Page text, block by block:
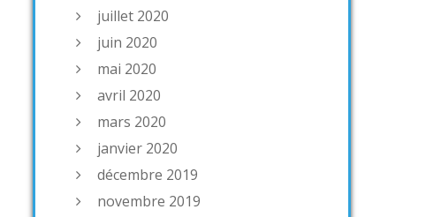
juillet 2020
juin 2020
mai 2020
avril 2020
mars 2020
janvier 2020
décembre 2019
novembre 2019